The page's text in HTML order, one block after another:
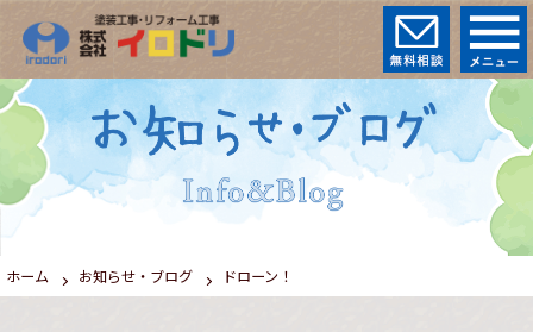
ホーム お知らせ・ブログ ドローン！